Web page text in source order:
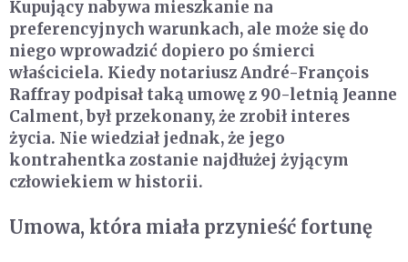
Kupujący nabywa mieszkanie na
preferencyjnych warunkach, ale może się do
niego wprowadzić dopiero po śmierci
właściciela. Kiedy notariusz André-François
Raffray podpisał taką umowę z 90-letnią Jeanne
Calment, był przekonany, że zrobił interes
życia. Nie wiedział jednak, że jego
kontrahentka zostanie najdłużej żyjącym
człowiekiem w historii.
Umowa, która miała przynieść fortunę